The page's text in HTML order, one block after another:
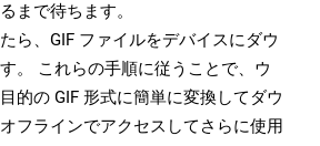
まで待ちます。
ら、GIF ファイルをデバイスにダウ
。 これらの手順に従うことで、ウ
的の GIF 形式に簡単に変換してダウ
フラインでアクセスしてさらに使用